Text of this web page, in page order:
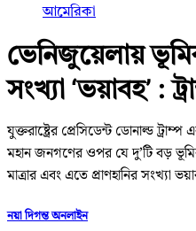
আমেরিকা
ভেনিজুয়েলায়
সংখ্যা ‘ভয়াবহ’ :
যুক্তরাষ্ট্রের প্রেসিডেন্ট ডোনাল্ড
মহান জনগণের ওপর যে দু’টি বড়
মাত্রার এবং এতে প্রাণহানির সংখ্যা
নয়া দিগন্ত অনলাইন